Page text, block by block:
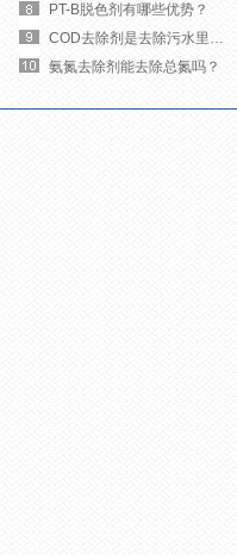
PT-B脱色剂有哪些优势？
COD去除剂是去除污水里的什么杂质？
氨氮去除剂能去除总氮吗？